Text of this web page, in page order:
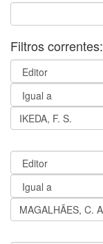
Filtros correntes: